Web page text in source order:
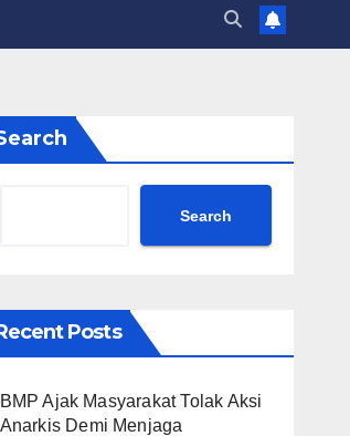
Search
Posts
BMP Ajak Masyarakat Tolak Aksi
Anarkis Demi Menjaga